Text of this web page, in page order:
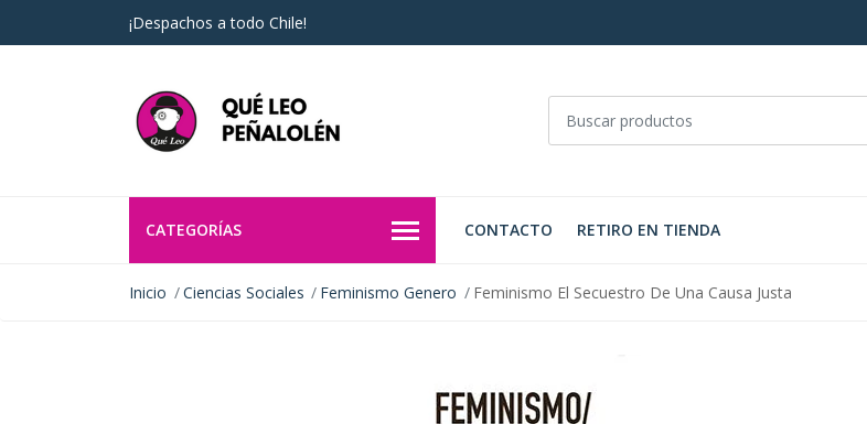
¡Despachos a todo Chile!
CATEGORÍAS CONTACTO RETIRO EN TIENDA
Inicio Ciencias Sociales Feminismo Genero Feminismo El Secuestro De Una Causa Justa